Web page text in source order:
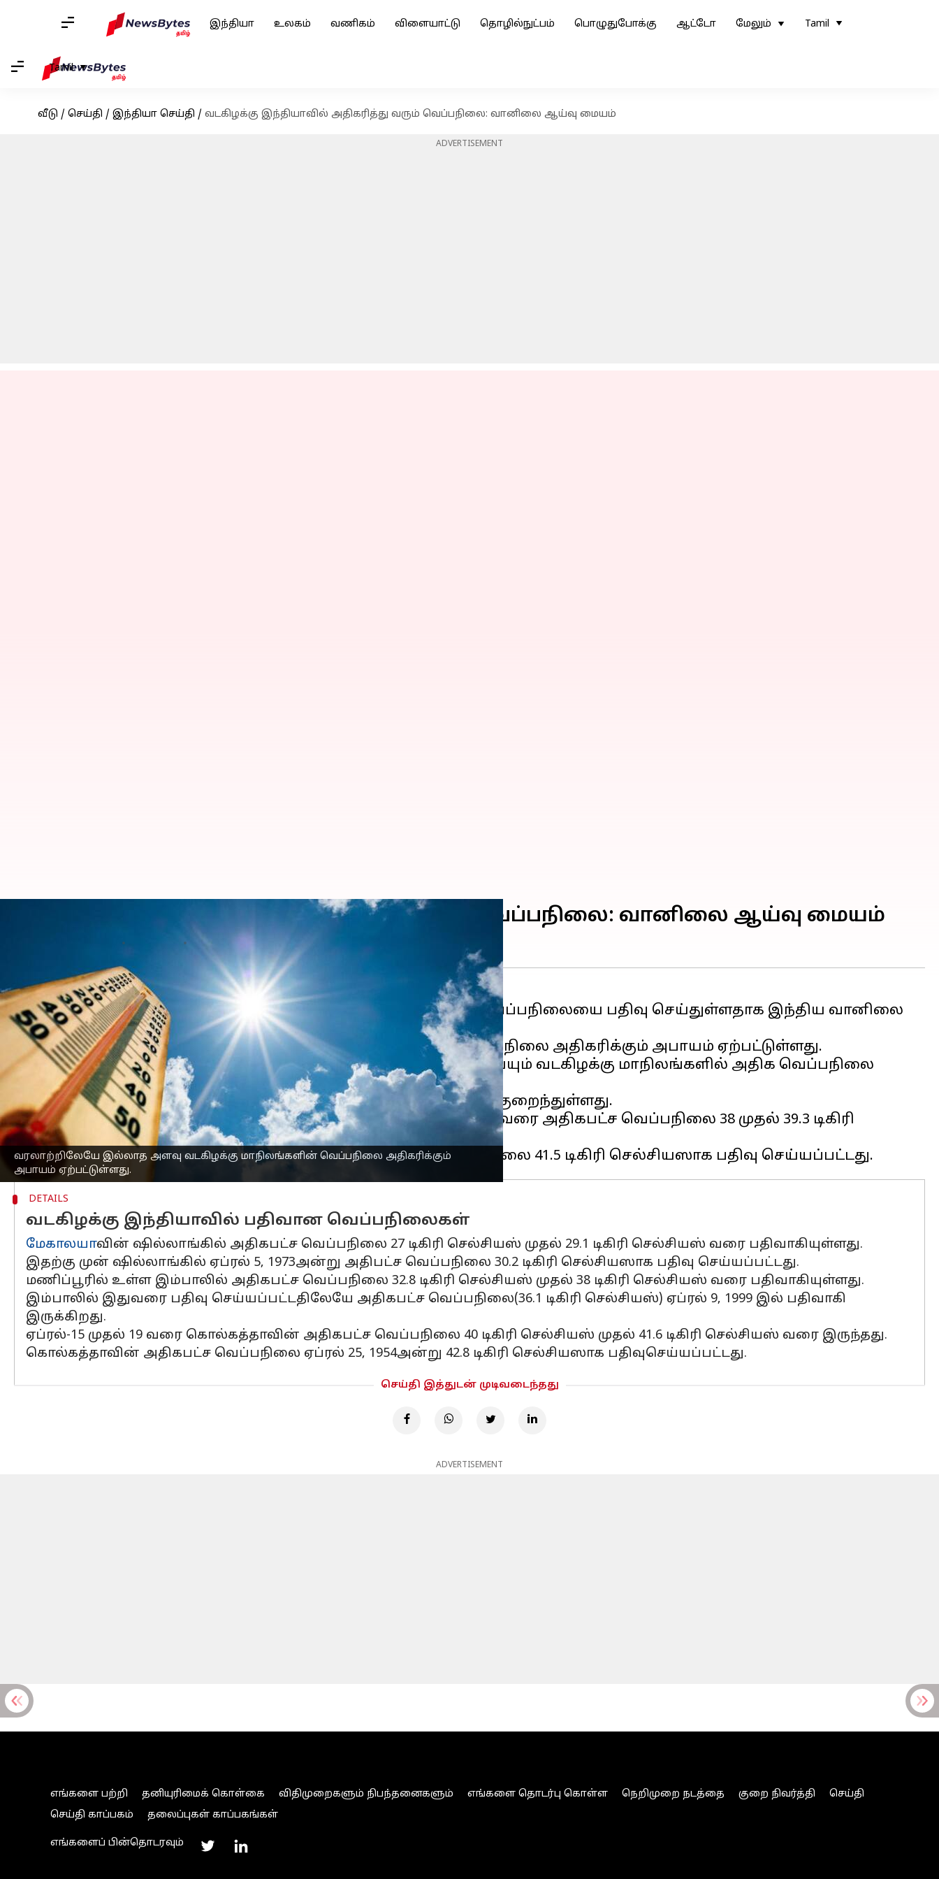
இந்தியா உலகம் வணிகம் விளையாட்டு தொழில்நுட்பம் பொழுதுபோக்கு ஆட்டோ மேலும் Tamil
Tamil
வீடு / செய்தி / இந்தியா செய்தி / வடகிழக்கு இந்தியாவில் அதிகரித்து வரும் வெப்பநிலை: வானிலை ஆய்வு மையம்
ADVERTISEMENT
வரலாற்றிலேயே இல்லாத அளவு வடகிழக்கு மாநிலங்களின் வெப்பநிலை அதிகரிக்கும்
அபாயம் ஏற்பட்டுள்ளது.
வடகிழக்கு இந்தியாவில் அதிகரித்து வரும் வெப்பநிலை: வானிலை ஆய்வு மையம்
செய்தி முன்னோட்டம்
இந்த மாதம், வடகிழக்கு
வின் சில பகுதிகள் அதிகபட்ச வெப்பநிலையை பதிவு செய்துள்ளதாக இந்திய வானிலை
ஆய்வுத் துறையின் தரவுகள் காட்டுகின்றன.
வரலாற்றிலேயே இல்லாத அளவு வடகிழக்கு மாநிலங்களின் வெப்பநிலை அதிகரிக்கும் அபாயம் ஏற்பட்டுள்ளது.
ஏப்ரல் மற்றும் மே மாதங்களில் அடிக்கடி இடியுடன் கூடிய மழை பெய்யும் வடகிழக்கு மாநிலங்களில் அதிக வெப்பநிலை
இருப்பது அசாதாரணமான ஒரு விஷயமாகும்.
திரிபுரா
வின் தலைநகர் அகர்தலாவில் ஏப்ரல்-15 முதல் 19ஆம் தேதி வரை அதிகபட்ச வெப்பநிலை 38 முதல் 39.3 டிகிரி
செல்சியஸாக பதிவாகியுள்ளது.
DETAILS
வடகிழக்கு இந்தியாவில் பதிவான வெப்பநிலைகள்
மேகாலயாவின் ஷில்லாங்கில் அதிகபட்ச வெப்பநிலை 27 டிகிரி செல்சியஸ் முதல் 29.1 டிகிரி செல்சியஸ் வரை பதிவாகியுள்ளது.
இதற்கு முன் ஷில்லாங்கில் ஏப்ரல் 5, 1973அன்று அதிபட்ச வெப்பநிலை 30.2 டிகிரி செல்சியஸாக பதிவு செய்யப்பட்டது.
மணிப்பூரில் உள்ள இம்பாலில் அதிகபட்ச வெப்பநிலை 32.8 டிகிரி செல்சியஸ் முதல் 38 டிகிரி செல்சியஸ் வரை பதிவாகியுள்ளது.
இம்பாலில் இதுவரை பதிவு செய்யப்பட்டதிலேயே அதிகபட்ச வெப்பநிலை(36.1 டிகிரி செல்சியஸ்) ஏப்ரல் 9, 1999 இல் பதிவாகி
இருக்கிறது.
ஏப்ரல்-15 முதல் 19 வரை கொல்கத்தாவின் அதிகபட்ச வெப்பநிலை 40 டிகிரி செல்சியஸ் முதல் 41.6 டிகிரி செல்சியஸ் வரை இருந்தது.
கொல்கத்தாவின் அதிகபட்ச வெப்பநிலை ஏப்ரல் 25, 1954அன்று 42.8 டிகிரி செல்சியஸாக பதிவுசெய்யப்பட்டது.
செய்தி இத்துடன் முடிவடைந்தது
ADVERTISEMENT
எங்களை பற்றி தனியுரிமைக் கொள்கை விதிமுறைகளும் நிபந்தனைகளும் எங்களை தொடர்பு கொள்ள நெறிமுறை நடத்தை குறை நிவர்த்தி
செய்தி
செய்தி காப்பகம்
தலைப்புகள் காப்பகங்கள்
எங்களைப் பின்தொடரவும்